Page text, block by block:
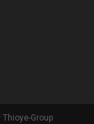
Group